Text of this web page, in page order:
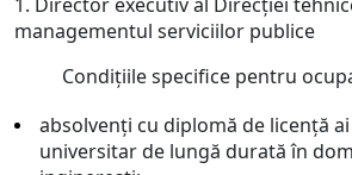
managementul serviciilor publice
Condiţiile specifice pentru
absolvenţi cu diplomă de licenţă
universitar de lungă durată în